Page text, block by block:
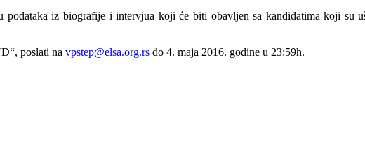
iz biografije i intervjua koji će biti obavljen sa kandidatima koji su
poslati na vpstep@elsa.org.rs do 4. maja 2016. godine u 23:59h.